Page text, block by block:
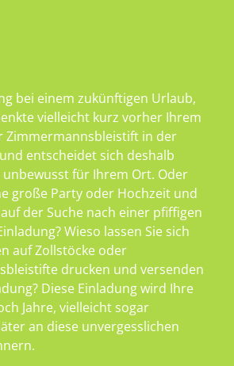
bei einem zukünftigen Urlaub,
vielleicht kurz vorher Ihrem
Zimmermannsbleistift in der
entscheidet sich deshalb
für Ihrem Ort. Oder
große Party oder Hochzeit und
der Suche nach einer pfiffigen
Wieso lassen Sie sich
auf Zollstöcke oder
drucken und versenden
Diese Einladung wird Ihre
Jahre, vielleicht sogar
an diese unvergesslichen